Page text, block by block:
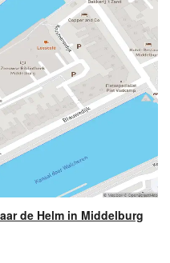
de Helm in Middelburg